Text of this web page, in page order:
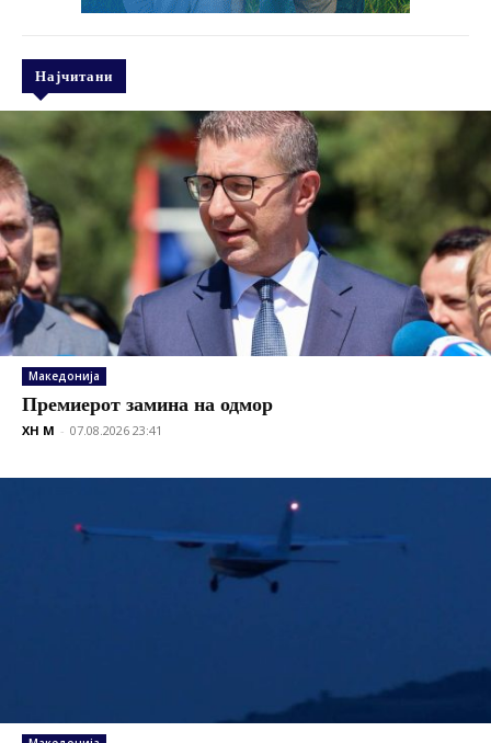
Најчитани
Македонија
Премиерот замина на одмор
XH M - 07.08.2026 23:41